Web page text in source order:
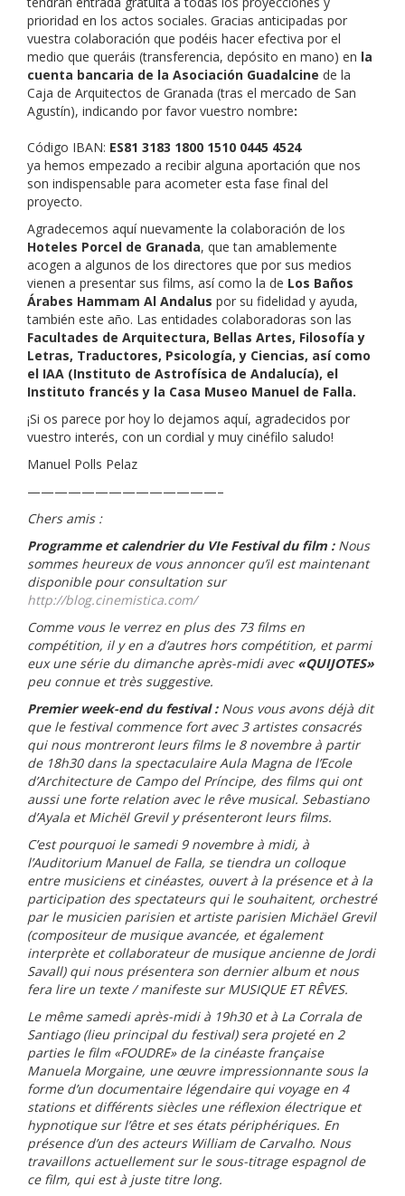
prioridad en los actos sociales. Gracias anticipadas por
vuestra colaboración que podéis hacer efectiva por el
medio que queráis (transferencia, depósito en mano) en la
cuenta bancaria de la Asociación Guadalcine de la
Caja de Arquitectos de Granada (tras el mercado de San
Agustín), indicando por favor vuestro nombre:
Código IBAN: ES81 3183 1800 1510 0445 4524
ya hemos empezado a recibir alguna aportación que nos
son indispensable para acometer esta fase final del
proyecto.
Agradecemos aquí nuevamente la colaboración de los
Hoteles Porcel de Granada, que tan amablemente
acogen a algunos de los directores que por sus medios
vienen a presentar sus films, así como la de Los Baños
Árabes Hammam Al Andalus por su fidelidad y ayuda,
también este año. Las entidades colaboradoras son las
Facultades de Arquitectura, Bellas Artes, Filosofía y
Letras, Traductores, Psicología, y Ciencias, así como
el IAA (Instituto de Astrofísica de Andalucía), el
Instituto francés y la Casa Museo Manuel de Falla.
¡Si os parece por hoy lo dejamos aquí, agradecidos por
vuestro interés, con un cordial y muy cinéfilo saludo!
Manuel Polls Pelaz
——————————————–
Chers amis :
Programme et calendrier du VIe Festival du film : Nous
sommes heureux de vous annoncer qu’il est maintenant
disponible pour consultation sur
http://blog.cinemistica.com/
Comme vous le verrez en plus des 73 films en
compétition, il y en a d’autres hors compétition, et parmi
eux une série du dimanche après-midi avec «QUIJOTES»
peu connue et très suggestive.
Premier week-end du festival : Nous vous avons déjà dit
que le festival commence fort avec 3 artistes consacrés
qui nous montreront leurs films le 8 novembre à partir
de 18h30 dans la spectaculaire Aula Magna de l’Ecole
d’Architecture de Campo del Príncipe, des films qui ont
aussi une forte relation avec le rêve musical. Sebastiano
d’Ayala et Michël Grevil y présenteront leurs films.
C’est pourquoi le samedi 9 novembre à midi, à
l’Auditorium Manuel de Falla, se tiendra un colloque
entre musiciens et cinéastes, ouvert à la présence et à la
participation des spectateurs qui le souhaitent, orchestré
par le musicien parisien et artiste parisien Michäel Grevil
(compositeur de musique avancée, et également
interprète et collaborateur de musique ancienne de Jordi
Savall) qui nous présentera son dernier album et nous
fera lire un texte / manifeste sur MUSIQUE ET RÊVES.
Le même samedi après-midi à 19h30 et à La Corrala de
Santiago (lieu principal du festival) sera projeté en 2
parties le film «FOUDRE» de la cinéaste française
Manuela Morgaine, une œuvre impressionnante sous la
forme d’un documentaire légendaire qui voyage en 4
stations et différents siècles une réflexion électrique et
hypnotique sur l’être et ses états périphériques. En
présence d’un des acteurs William de Carvalho. Nous
travaillons actuellement sur le sous-titrage espagnol de
ce film, qui est à juste titre long.